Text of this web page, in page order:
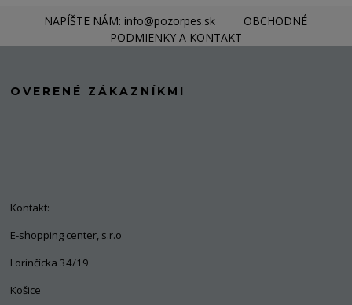
NAPÍŠTE NÁM: info@pozorpes.sk
OBCHODNÉ
PODMIENKY A KONTAKT
OVERENÉ ZÁKAZNÍKMI
Kontakt:
E-shopping center, s.r.o
Lorinčícka 34/19
Košice